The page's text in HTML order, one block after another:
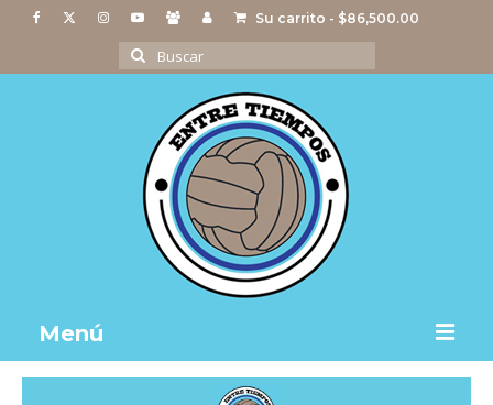
Su carrito - $86,500.00
Buscar
por:
Menú